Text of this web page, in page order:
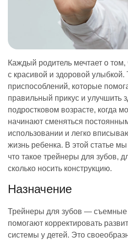
Каждый родитель мечтает о
с красивой и здоровой
приспособлений, которые
правильный прикус и улучшить
подростковом возрасте, когда
начинают сменяться
использовании и легко
жизнь ребенка. В этой статье
что такое трейнеры для зубов,
сколько носить конструкцию.
Назначение
Трейнеры для зубов — съемные
помогают корректировать
системы у детей. Это